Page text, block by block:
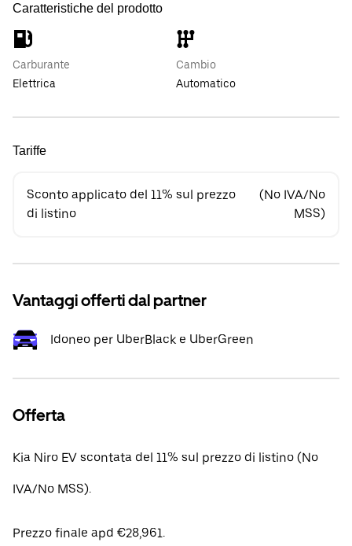
Caratteristiche del prodotto
Carburante
Elettrica
Cambio
Automatico
Tariffe
Sconto applicato del 11% sul prezzo
di listino
(No IVA/No
MSS)
Vantaggi offerti dal partner
Idoneo per UberBlack e UberGreen
Offerta
Kia Niro EV scontata del 11% sul prezzo di listino (No
IVA/No MSS).
Prezzo finale apd €28,961.